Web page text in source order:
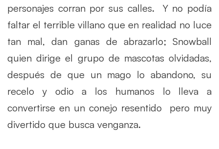
personajes corran por sus calles. Y no podía
faltar el terrible villano que en realidad no luce
tan mal, dan ganas de abrazarlo; Snowball
quien dirige el grupo de mascotas olvidadas,
después de que un mago lo abandono, su
recelo y odio a los humanos lo lleva a
convertirse en un conejo resentido pero muy
divertido que busca venganza.